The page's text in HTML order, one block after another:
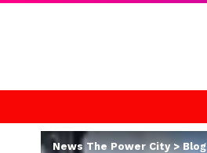
News The Power City> Blog